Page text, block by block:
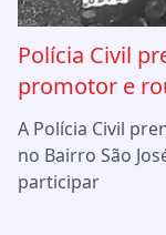
Polícia Civil
promotor e
A Polícia Civil
no Bairro São
participar